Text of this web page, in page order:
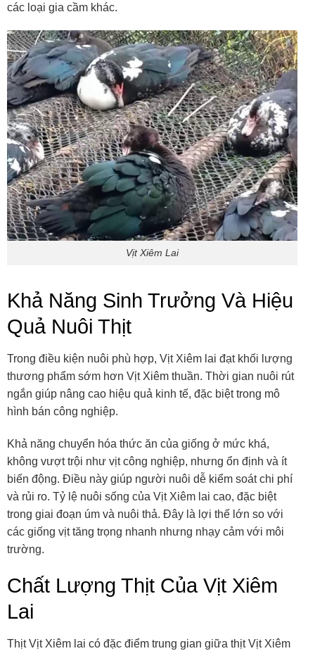
các loại gia cầm khác.
Vịt Xiêm Lai
Khả Năng Sinh Trưởng Và Hiệu
Quả Nuôi Thịt
Trong điều kiện nuôi phù hợp, Vịt Xiêm lai đạt khối lượng
thương phẩm sớm hơn Vịt Xiêm thuần. Thời gian nuôi rút
ngắn giúp nâng cao hiệu quả kinh tế, đặc biệt trong mô
hình bán công nghiệp.
Khả năng chuyển hóa thức ăn của giống ở mức khá,
không vượt trội như vịt công nghiệp, nhưng ổn định và ít
biến động. Điều này giúp người nuôi dễ kiểm soát chi phí
và rủi ro. Tỷ lệ nuôi sống của Vịt Xiêm lai cao, đặc biệt
trong giai đoạn úm và nuôi thả. Đây là lợi thế lớn so với
các giống vịt tăng trọng nhanh nhưng nhạy cảm với môi
trường.
Chất Lượng Thịt Của Vịt Xiêm
Lai
Thịt Vịt Xiêm lai có đặc điểm trung gian giữa thịt Vịt Xiêm